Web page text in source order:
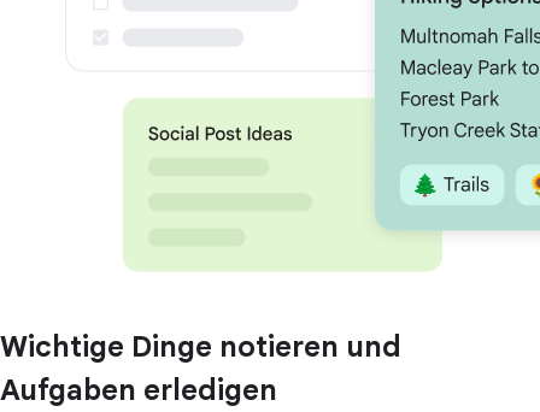
Wichtige Dinge notieren und
Aufgaben erledigen